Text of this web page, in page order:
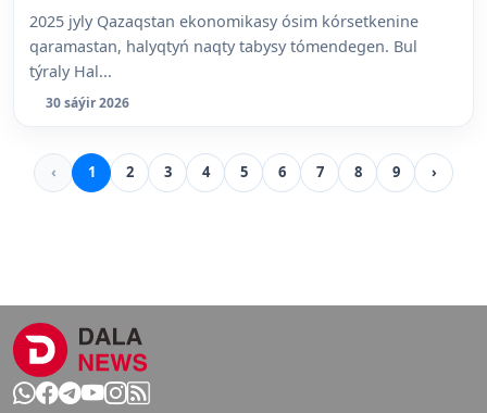
2025 jyly Qazaqstan ekonomikasy ósim kórsetkenine
qaramastan, halyqtyń naqty tabysy tómendegen. Bul
týraly Hal...
30 sáýir 2026
‹ 1 2 3 4 5 6 7 8 9 ›